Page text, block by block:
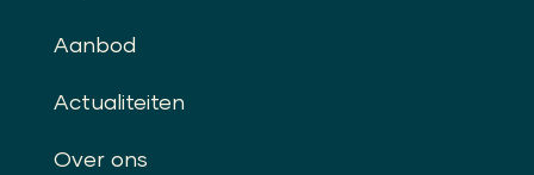
Aanbod
Actualiteiten
Over ons